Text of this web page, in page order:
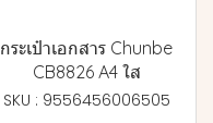
กระเป๋าเอกสาร Chunbe
CB8826 A4 ใส
SKU : 9556456006505